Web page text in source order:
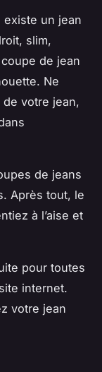
un jean
slim,
de jean
Ne
votre jean,
de jeans
Après tout, le
à l’aise et
pour toutes
internet.
votre jean